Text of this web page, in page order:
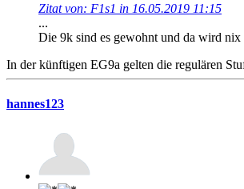
Zitat von: F1s1 in 16.05.2019 11:15
...
Die 9k sind es gewohnt und da wird nix
In der künftigen EG9a gelten die regulären
hannes123